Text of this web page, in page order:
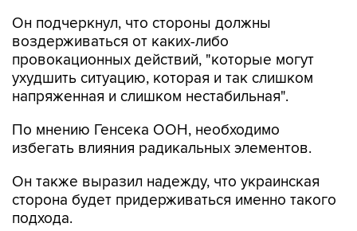
Он подчеркнул, что стороны должны
воздерживаться от каких-либо
провокационных действий, "которые могут
ухудшить ситуацию, которая и так слишком
напряженная и слишком нестабильная".
По мнению Генсека ООН, необходимо
избегать влияния радикальных элементов.
Он также выразил надежду, что украинская
сторона будет придерживаться именно такого
подхода.